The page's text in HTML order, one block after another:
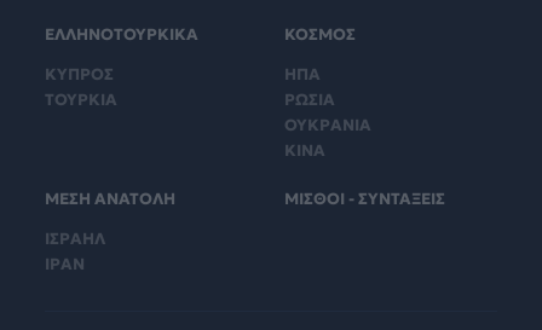
ΕΛΛΗΝΟΤΟΥΡΚΙΚΑ
ΚΥΠΡΟΣ
ΤΟΥΡΚΙΑ
ΚΟΣΜΟΣ
ΗΠΑ
ΡΩΣΙΑ
ΟΥΚΡΑΝΙΑ
ΚΙΝΑ
ΜΕΣΗ ΑΝΑΤΟΛΗ
ΙΣΡΑΗΛ
ΙΡΑΝ
ΜΙΣΘΟΙ - ΣΥΝΤΑΞΕΙΣ